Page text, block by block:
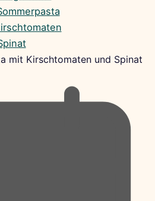
mit Kirschtomaten und Spinat